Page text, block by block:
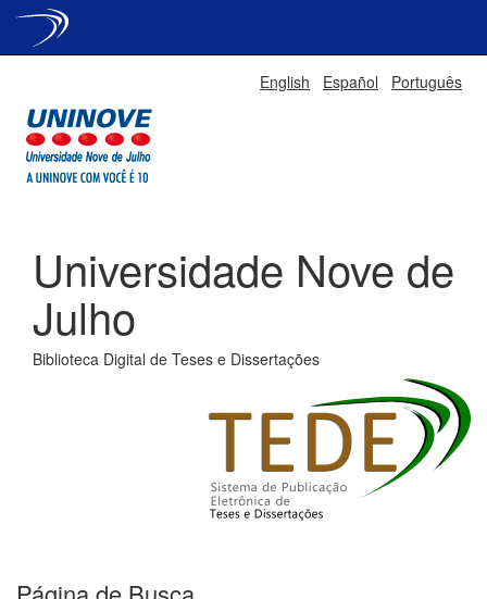
English Español Português
Universidade Nove de
Julho
Biblioteca Digital de Teses e Dissertações